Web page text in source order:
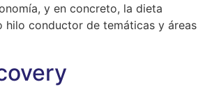
y en concreto, la dieta
hilo conductor de temáticas y áreas